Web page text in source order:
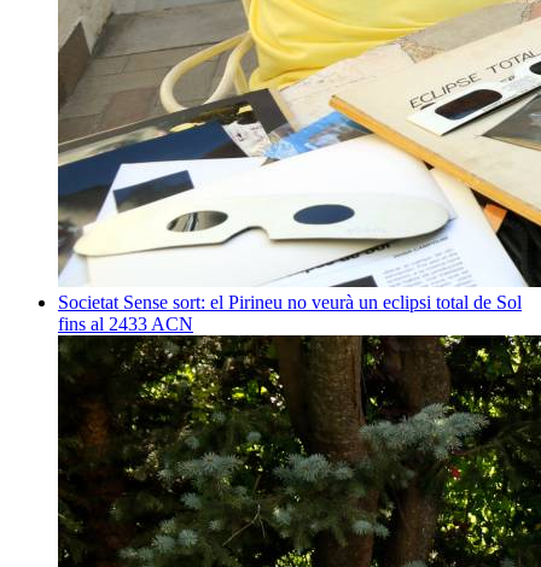
Societat Sense sort: el Pirineu no veurà un eclipsi total de Sol
fins al 2433 ACN